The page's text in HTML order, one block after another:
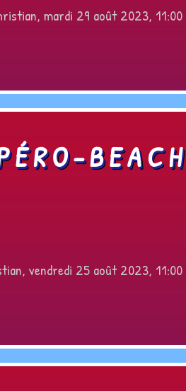
mardi 29 août 2023, 11:00
BEACH
vendredi 25 août 2023, 11:00